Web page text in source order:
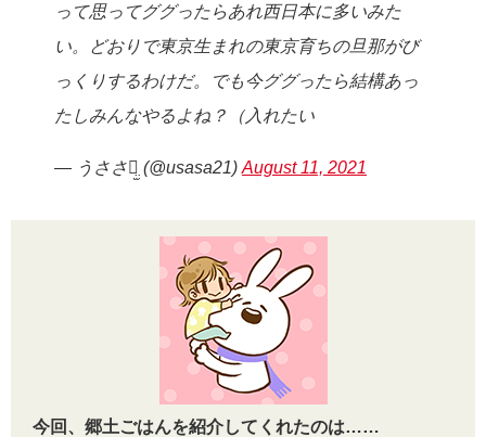
って思ってググったらあれ西日本に多いみた
い。どおりで東京生まれの東京育ちの旦那がび
っくりするわけだ。でも今ググったら結構あっ
たしみんなやるよね？（入れたい
— うささꪔ̤̫ (@usasa21) August 11, 2021
今回、郷土ごはんを紹介してくれたのは……